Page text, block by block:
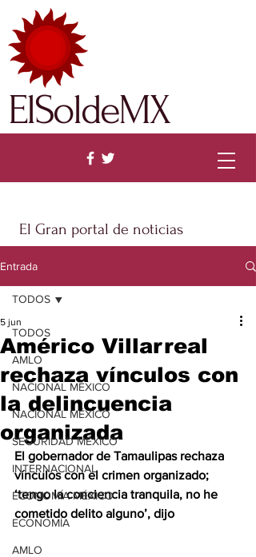
El Gran portal de noticias
ElSoldeMX
Entrada
TODOS
AMLO
NACIONAL MÉXICO
NACIONAL MÉXICO
SEGURIDAD MÉXICO
INTERNACIONAL
ECONOMÍA MÉXICO
ECONOMÍA
AMLO
TODOS
Américo Villarreal
rechaza vínculos con
la delincuencia
organizada
5 jun
El gobernador de Tamaulipas rechaza
vínculos con el crimen organizado;
‘tengo la conciencia tranquila, no he
cometido delito alguno’, dijo